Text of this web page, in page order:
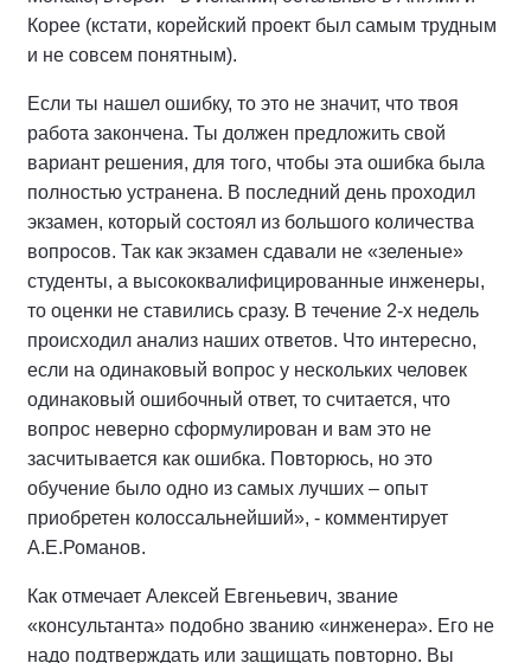
Корее (кстати, корейский проект был самым трудным
и не совсем понятным).
Если ты нашел ошибку, то это не значит, что твоя
работа закончена. Ты должен предложить свой
вариант решения, для того, чтобы эта ошибка была
полностью устранена. В последний день проходил
экзамен, который состоял из большого количества
вопросов. Так как экзамен сдавали не «зеленые»
студенты, а высококвалифицированные инженеры,
то оценки не ставились сразу. В течение 2-х недель
происходил анализ наших ответов. Что интересно,
если на одинаковый вопрос у нескольких человек
одинаковый ошибочный ответ, то считается, что
вопрос неверно сформулирован и вам это не
засчитывается как ошибка. Повторюсь, но это
обучение было одно из самых лучших – опыт
приобретен колоссальнейший», - комментирует
А.Е.Романов.
Как отмечает Алексей Евгеньевич, звание
«консультанта» подобно званию «инженера». Его не
надо подтверждать или защищать повторно. Вы